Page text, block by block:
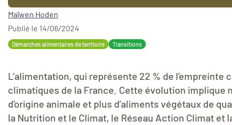
Maïwen Hoden
Publié le 14/06/2024
Démarches alimentaires de territoire Transitions
L’alimentation, qui représente 22 % de
climatiques de la France. Cette évolution implique
d’origine animale et plus d’aliments végétaux de
la Nutrition et le Climat, le Réseau Action Climat